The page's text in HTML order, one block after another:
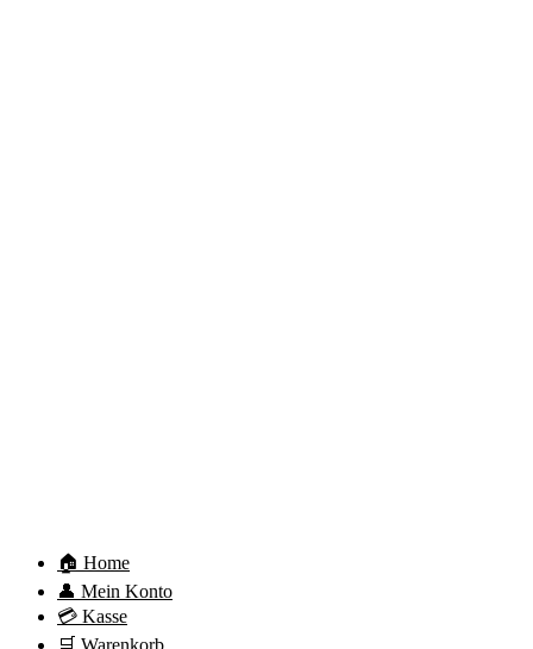
🏠 Home
👤 Mein Konto
💳 Kasse
🛒 Warenkorb